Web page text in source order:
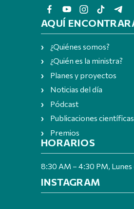
AQUÍ
¿Quiénes somos?
¿Quién es la ministra?
Planes y proyectos
Noticias del día
Pódcast
Publicaciones científicas
Premios
HORARIOS
8:30 AM – 4:30 PM,
INSTAGRAM